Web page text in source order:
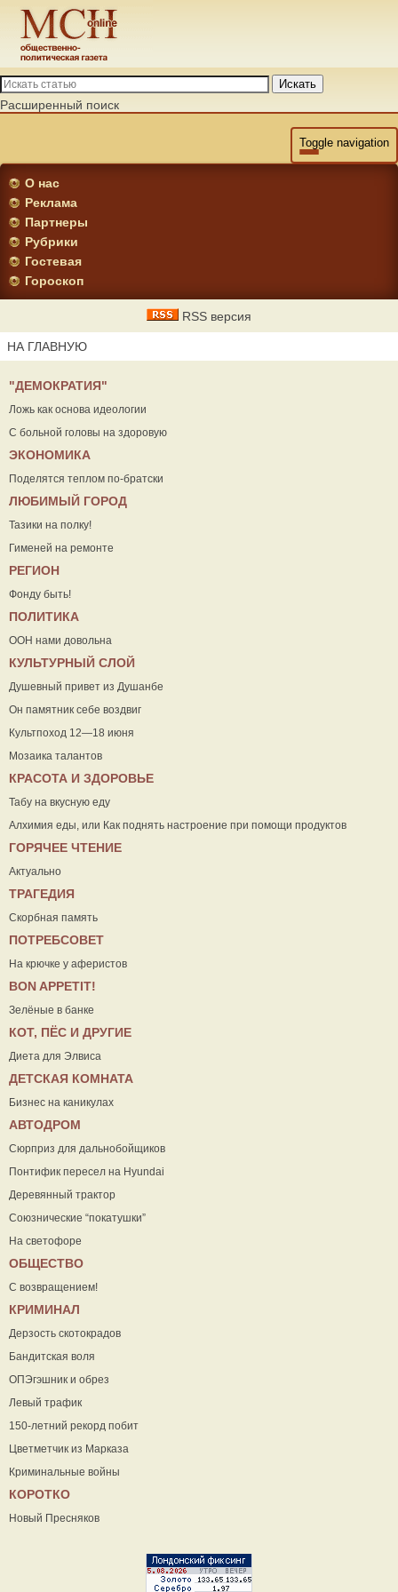
Искать
Расширенный поиск
Toggle navigation
О нас
Реклама
Партнеры
Рубрики
Гостевая
Гороскоп
RSS версия
НА ГЛАВНУЮ
"ДЕМОКРАТИЯ"
Ложь как основа идеологии
С больной головы на здоровую
ЭКОНОМИКА
Поделятся теплом по-братски
ЛЮБИМЫЙ ГОРОД
Тазики на полку!
Гименей на ремонте
РЕГИОН
Фонду быть!
ПОЛИТИКА
ООН нами довольна
КУЛЬТУРНЫЙ СЛОЙ
Душевный привет из Душанбе
Он памятник себе воздвиг
Культпоход 12—18 июня
Мозаика талантов
КРАСОТА И ЗДОРОВЬЕ
Табу на вкусную еду
Алхимия еды, или Как поднять настроение при помощи продуктов
ГОРЯЧЕЕ ЧТЕНИЕ
Актуально
ТРАГЕДИЯ
Скорбная память
ПОТРЕБСОВЕТ
На крючке у аферистов
ВON APPETIT!
Зелёные в банке
КОТ, ПЁС И ДРУГИЕ
Диета для Элвиса
ДЕТСКАЯ КОМНАТА
Бизнес на каникулах
АВТОДРОМ
Сюрприз для дальнобойщиков
Понтифик пересел на Hyundai
Деревянный трактор
Союзнические “покатушки”
На светофоре
ОБЩЕСТВО
С возвращением!
КРИМИНАЛ
Дерзость скотокрадов
Бандитская воля
ОПЭгэшник и обрез
Левый трафик
150-летний рекорд побит
Цветметчик из Марказа
Криминальные войны
КОРОТКО
Новый Пресняков